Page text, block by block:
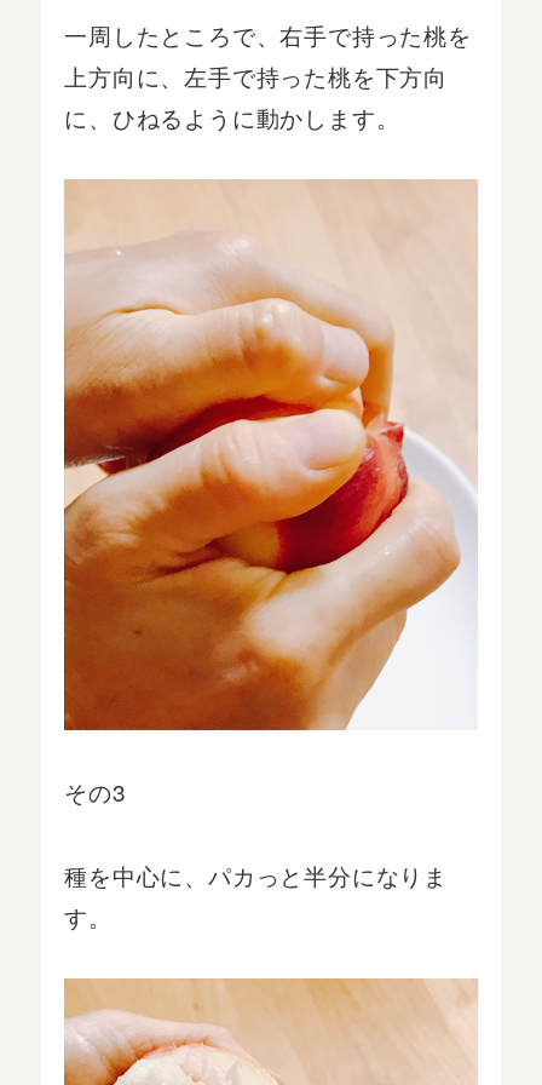
一周したところで、右手で持った桃を
上方向に、左手で持った桃を下方向
に、ひねるように動かします。
その3
種を中心に、パカっと半分になりま
す。